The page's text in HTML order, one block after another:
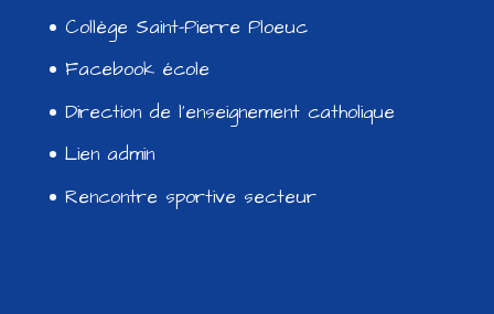
Collège Saint-Pierre Ploeuc
Facebook école
Direction de l’enseignement catholique
Lien admin
Rencontre sportive secteur